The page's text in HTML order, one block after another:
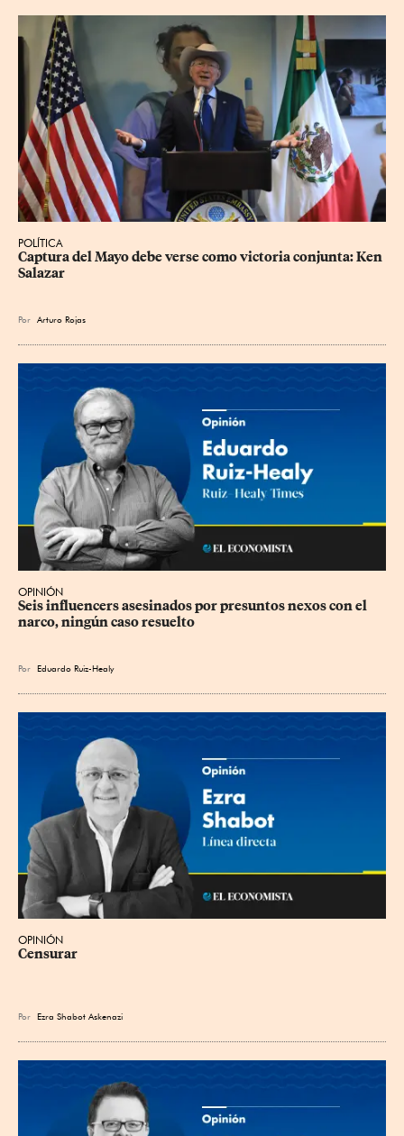
POLÍTICA
Captura del Mayo debe verse como victoria conjunta: Ken
Salazar
Por Arturo Rojas
OPINIÓN
Seis influencers asesinados por presuntos nexos con el
narco, ningún caso resuelto
Por Eduardo Ruiz-Healy
OPINIÓN
Censurar
Por Ezra Shabot Askenazi